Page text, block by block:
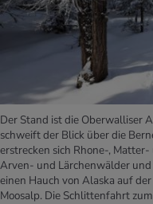
Der Stand ist die Oberwalliser
schweift der Blick über die
erstrecken sich Rhone-,
Arven- und Lärchenwälder
einen Hauch von Alaska auf
Moosalp. Die Schlittenfahrt